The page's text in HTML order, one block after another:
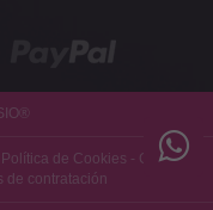
Política de Cookies - Gastos
de contratación